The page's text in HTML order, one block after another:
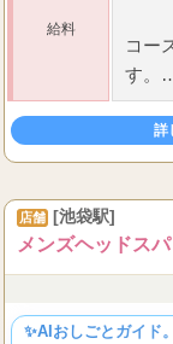
給料
コー
す。
23
指名
詳
店舗 [池袋駅]
メンズヘッドス
✨AIおしごとガイド。